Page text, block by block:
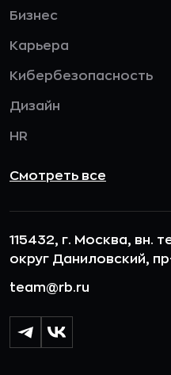
Бизнес
Карьера
Кибербезопасность
Дизайн
HR
Смотреть все
115432, г. Москва, вн.
округ Даниловский,
team@rb.ru